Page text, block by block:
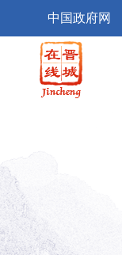
中国政府网